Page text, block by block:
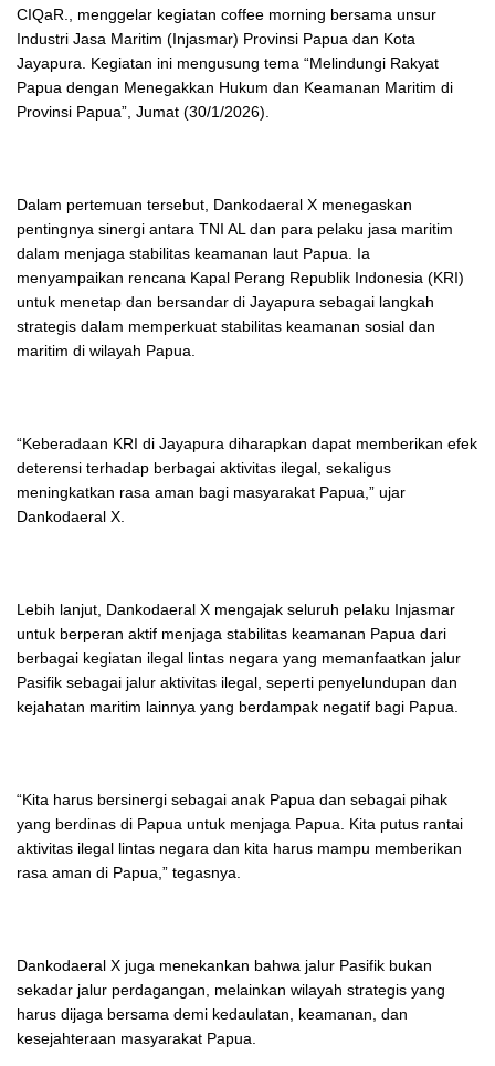
CIQaR., menggelar kegiatan coffee morning bersama unsur
Industri Jasa Maritim (Injasmar) Provinsi Papua dan Kota
Jayapura. Kegiatan ini mengusung tema “Melindungi Rakyat
Papua dengan Menegakkan Hukum dan Keamanan Maritim di
Provinsi Papua”, Jumat (30/1/2026).
Dalam pertemuan tersebut, Dankodaeral X menegaskan
pentingnya sinergi antara TNI AL dan para pelaku jasa maritim
dalam menjaga stabilitas keamanan laut Papua. Ia
menyampaikan rencana Kapal Perang Republik Indonesia (KRI)
untuk menetap dan bersandar di Jayapura sebagai langkah
strategis dalam memperkuat stabilitas keamanan sosial dan
maritim di wilayah Papua.
“Keberadaan KRI di Jayapura diharapkan dapat memberikan efek
deterensi terhadap berbagai aktivitas ilegal, sekaligus
meningkatkan rasa aman bagi masyarakat Papua,” ujar
Dankodaeral X.
Lebih lanjut, Dankodaeral X mengajak seluruh pelaku Injasmar
untuk berperan aktif menjaga stabilitas keamanan Papua dari
berbagai kegiatan ilegal lintas negara yang memanfaatkan jalur
Pasifik sebagai jalur aktivitas ilegal, seperti penyelundupan dan
kejahatan maritim lainnya yang berdampak negatif bagi Papua.
“Kita harus bersinergi sebagai anak Papua dan sebagai pihak
yang berdinas di Papua untuk menjaga Papua. Kita putus rantai
aktivitas ilegal lintas negara dan kita harus mampu memberikan
rasa aman di Papua,” tegasnya.
Dankodaeral X juga menekankan bahwa jalur Pasifik bukan
sekadar jalur perdagangan, melainkan wilayah strategis yang
harus dijaga bersama demi kedaulatan, keamanan, dan
kesejahteraan masyarakat Papua.